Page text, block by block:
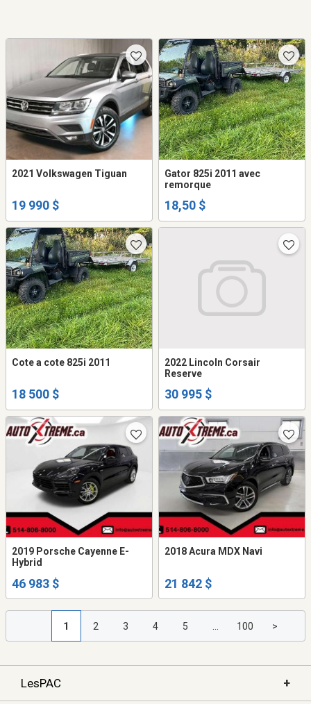
2021 Volkswagen Tiguan
19 990 $
Gator 825i 2011 avec
remorque
18,50 $
Cote a cote 825i 2011
18 500 $
2022 Lincoln Corsair
Reserve
30 995 $
2019 Porsche Cayenne E-
Hybrid
46 983 $
2018 Acura MDX Navi
21 842 $
1 2 3 4 5 100 >
LesPAC +